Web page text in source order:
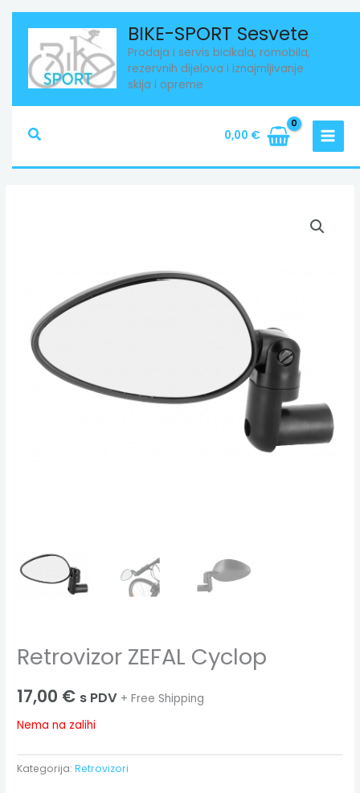
content
BIKE-SPORT Sesvete
Prodaja i servis bicikala, romobila,
rezervnih dijelova i iznajmljivanje
skija i opreme
Search 0,00 €
Retrovizor ZEFAL Cyclop
17,00 € s PDV + Free Shipping
Nema na zalihi
Kategorija:Retrovizori